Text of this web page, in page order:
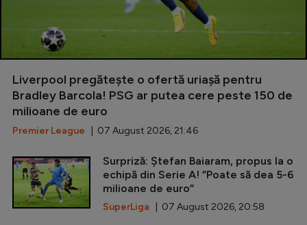
Liverpool pregătește o ofertă uriașă pentru
Bradley Barcola! PSG ar putea cere peste 150 de
milioane de euro
Premier League | 07 August 2026, 21:46
Surpriză: Ștefan Baiaram, propus la o
echipă din Serie A! ”Poate să dea 5-6
milioane de euro”
SuperLiga | 07 August 2026, 20:58